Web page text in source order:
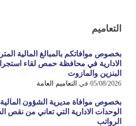
التعاميم
بخصوص موافاتكم بالمبالغ المالية
الادارية في محافظة حمص لقاء
البنزين والمازوت
05/08/2026 في التعاميم العامة
بخصوص موافاة مديرية الشؤون
الوحدات الادارية التي تعاني من نقص
الرواتب